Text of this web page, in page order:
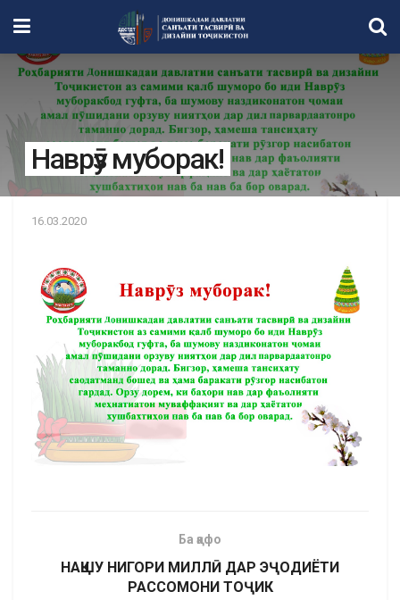
Наврӯз муборак!
16.03.2020
Ба қафо
НАҚШУ НИГОРИ МИЛЛӢ ДАР ЭҶОДИЁТИ
РАССОМОНИ ТОҶИК